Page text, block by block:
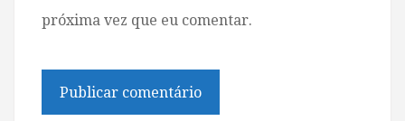
próxima vez que eu comentar.